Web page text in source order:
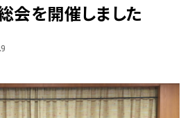
会を開催しました